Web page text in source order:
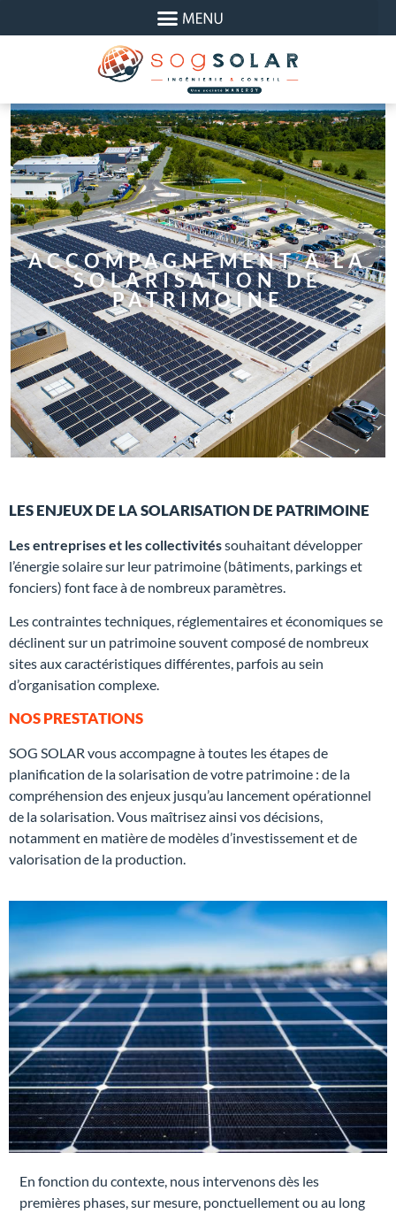
ACCOMPAGNEMENT À LA
SOLARISATION DE
PATRIMOINE
LES ENJEUX DE LA SOLARISATION DE PATRIMOINE
Les entreprises et les collectivitéssouhaitant développer
l’énergie solaire sur leur patrimoine (bâtiments, parkings et
fonciers) font face à de nombreux paramètres.
Les contraintes techniques, réglementaires et économiques se
déclinent sur un patrimoine souvent composé de nombreux
sites aux caractéristiques différentes, parfois au sein
d’organisation complexe.
NOS PRESTATIONS
SOG SOLAR vous accompagne à toutes les étapes de
planification de la solarisation de votre patrimoine : de la
compréhension des enjeux jusqu’au lancement opérationnel
de la solarisation. Vous maîtrisez ainsi vos décisions,
notamment en matière de modèles d’investissement et de
valorisation de la production.
En fonction du contexte, nous intervenons dès les
premières phases, sur mesure, ponctuellement ou au long
Panneau de gestion des cookies